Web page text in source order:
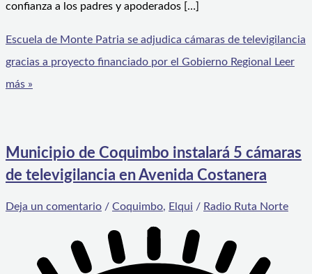
confianza a los padres y apoderados […]
Escuela de Monte Patria se adjudica cámaras de televigilancia
gracias a proyecto financiado por el Gobierno Regional
Leer
más »
Municipio de Coquimbo instalará 5 cámaras
de televigilancia en Avenida Costanera
Deja un comentario / Coquimbo, Elqui / Radio Ruta Norte